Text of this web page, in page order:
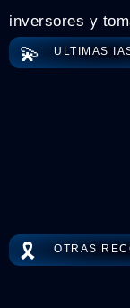
inversores y
💫 ULTIMAS
🎗️ OTRAS